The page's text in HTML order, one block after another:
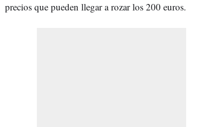
precios que pueden llegar a rozar los 200 euros.